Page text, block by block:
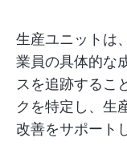
生産ユニットは
業員の具体的な
スを追跡するこ
クを特定し、生
改善をサポート